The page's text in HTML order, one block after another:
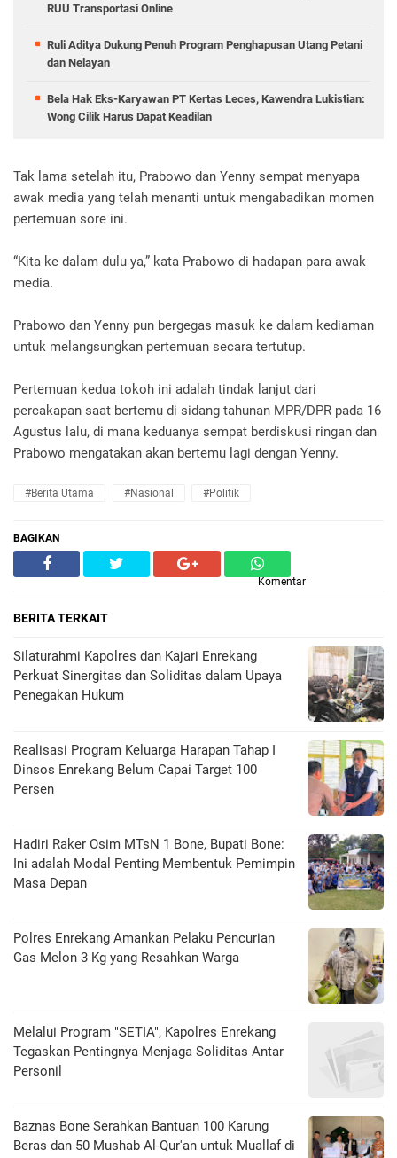
RUU Transportasi Online
Ruli Aditya Dukung Penuh Program Penghapusan Utang Petani
dan Nelayan
Bela Hak Eks-Karyawan PT Kertas Leces, Kawendra Lukistian:
Wong Cilik Harus Dapat Keadilan
Tak lama setelah itu, Prabowo dan Yenny sempat menyapa
awak media yang telah menanti untuk mengabadikan momen
pertemuan sore ini.
“Kita ke dalam dulu ya,” kata Prabowo di hadapan para awak
media.
Prabowo dan Yenny pun bergegas masuk ke dalam kediaman
untuk melangsungkan pertemuan secara tertutup.
Pertemuan kedua tokoh ini adalah tindak lanjut dari
percakapan saat bertemu di sidang tahunan MPR/DPR pada 16
Agustus lalu, di mana keduanya sempat berdiskusi ringan dan
Prabowo mengatakan akan bertemu lagi dengan Yenny.
#Berita Utama #Nasional #Politik
BAGIKAN
Komentar
BERITA TERKAIT
Silaturahmi Kapolres dan Kajari Enrekang
Perkuat Sinergitas dan Soliditas dalam Upaya
Penegakan Hukum
Realisasi Program Keluarga Harapan Tahap I
Dinsos Enrekang Belum Capai Target 100
Persen
Hadiri Raker Osim MTsN 1 Bone, Bupati Bone:
Ini adalah Modal Penting Membentuk Pemimpin
Masa Depan
Polres Enrekang Amankan Pelaku Pencurian
Gas Melon 3 Kg yang Resahkan Warga
Melalui Program "SETIA", Kapolres Enrekang
Tegaskan Pentingnya Menjaga Soliditas Antar
Personil
Baznas Bone Serahkan Bantuan 100 Karung
Beras dan 50 Mushab Al-Qur'an untuk Muallaf di